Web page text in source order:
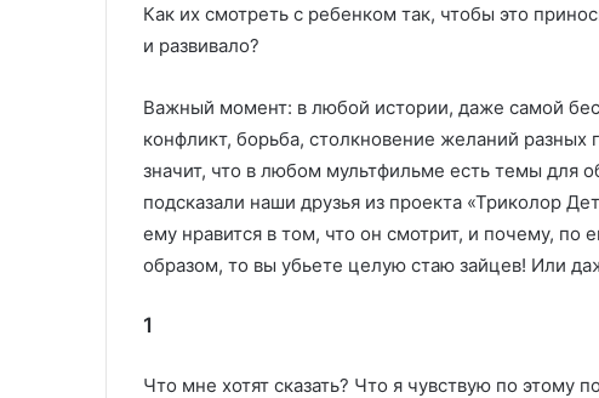
Как их смотреть с ребенком так, чтобы это
и развивало?
Важный момент: в любой истории, даже самой
конфликт, борьба, столкновение желаний разных
значит, что в любом мультфильме есть темы для
подсказали наши друзья из проекта «Триколор
ему нравится в том, что он смотрит, и почему,
образом, то вы убьете целую стаю зайцев! Или
1
Что мне хотят сказать? Что я чувствую по этому